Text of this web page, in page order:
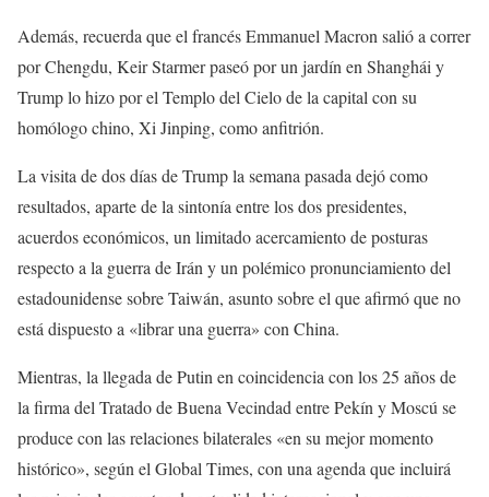
Además, recuerda que el francés Emmanuel Macron salió a correr
por Chengdu, Keir Starmer paseó por un jardín en Shanghái y
Trump lo hizo por el Templo del Cielo de la capital con su
homólogo chino, Xi Jinping, como anfitrión.
La visita de dos días de Trump la semana pasada dejó como
resultados, aparte de la sintonía entre los dos presidentes,
acuerdos económicos, un limitado acercamiento de posturas
respecto a la guerra de Irán y un polémico pronunciamiento del
estadounidense sobre Taiwán, asunto sobre el que afirmó que no
está dispuesto a «librar una guerra» con China.
Mientras, la llegada de Putin en coincidencia con los 25 años de
la firma del Tratado de Buena Vecindad entre Pekín y Moscú se
produce con las relaciones bilaterales «en su mejor momento
histórico», según el Global Times, con una agenda que incluirá